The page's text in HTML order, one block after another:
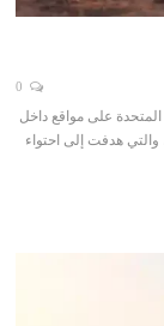
المتحدة على مواقع داخل
والتي هدفت إلى احتواء